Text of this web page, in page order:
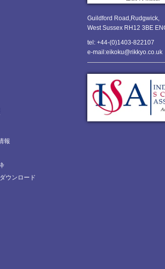
Guildford Road,Rudgwick,
West Sussex RH12 3BE
tel: +44-(0)1403-822107
e-mail:eikoku@rikkyo.co.uk
報
ウンロード